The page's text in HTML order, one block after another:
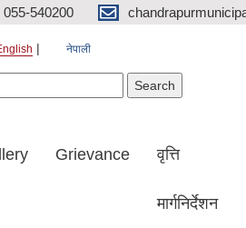
055-540200
नेपाली
Grievance वृत्ति
मार्गनिर्देशन